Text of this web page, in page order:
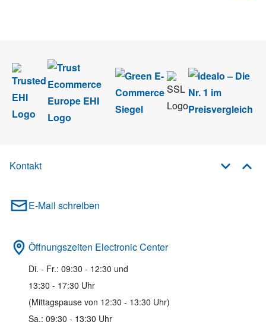
Kontakt
E-Mail schreiben
Öffnungszeiten Electronic Center
Di. - Fr.: 09:30 - 12:30 und
13:30 - 17:30 Uhr
(Mittagspause von 12:30 - 13:30 Uhr)
Sa.: 09:30 - 13:30 Uhr